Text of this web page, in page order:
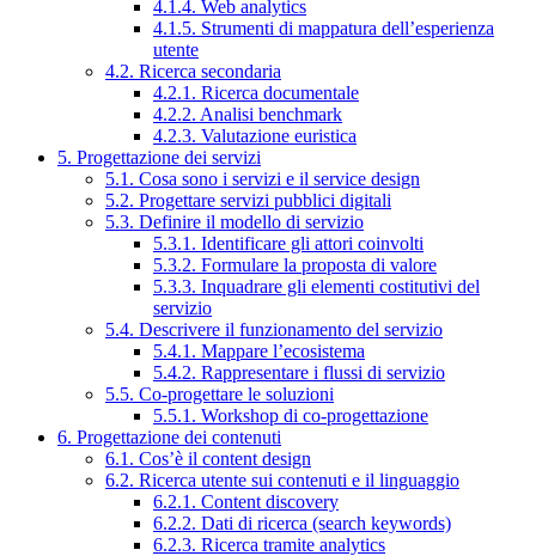
4.1.4. Web analytics
4.1.5. Strumenti di mappatura dell’esperienza
utente
4.2. Ricerca secondaria
4.2.1. Ricerca documentale
4.2.2. Analisi benchmark
4.2.3. Valutazione euristica
5. Progettazione dei servizi
5.1. Cosa sono i servizi e il service design
5.2. Progettare servizi pubblici digitali
5.3. Definire il modello di servizio
5.3.1. Identificare gli attori coinvolti
5.3.2. Formulare la proposta di valore
5.3.3. Inquadrare gli elementi costitutivi del
servizio
5.4. Descrivere il funzionamento del servizio
5.4.1. Mappare l’ecosistema
5.4.2. Rappresentare i flussi di servizio
5.5. Co-progettare le soluzioni
5.5.1. Workshop di co-progettazione
6. Progettazione dei contenuti
6.1. Cos’è il content design
6.2. Ricerca utente sui contenuti e il linguaggio
6.2.1. Content discovery
6.2.2. Dati di ricerca (search keywords)
6.2.3. Ricerca tramite analytics